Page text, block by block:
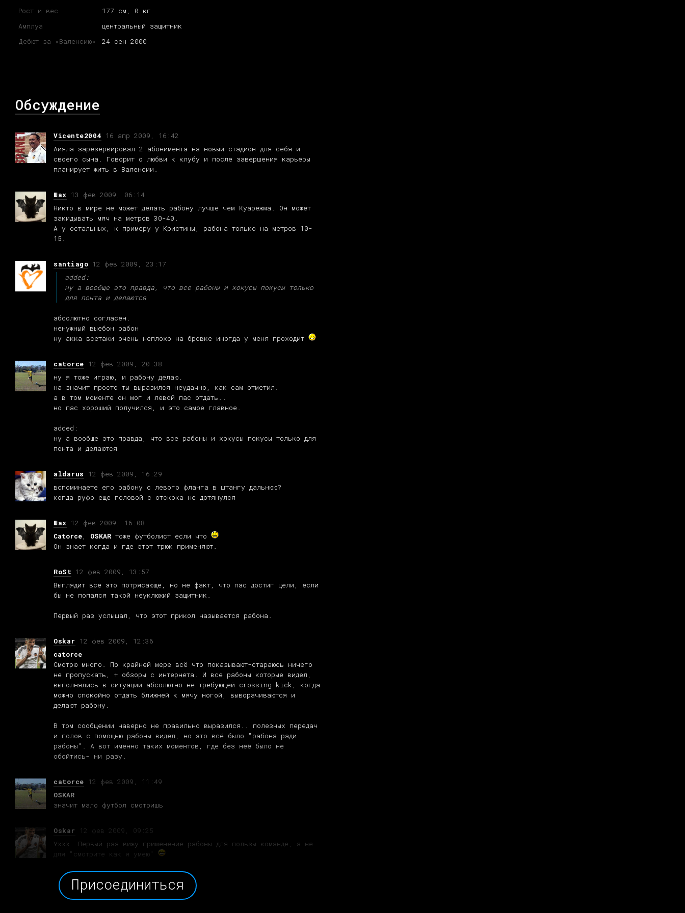
Рост и вес
177 см, 0 кг
Амплуа
центральный защитник
Дебют за «Валенсию»
24 сен 2000
Обсуждение
Vicente2004 16 апр 2009, 16:42
Айяла зарезервировал 2 абонимента на новый стадион для себя и
своего сына. Говорит о любви к клубу и после завершения карьеры
планирует жить в Валенсии.
Шах 13 фев 2009, 06:14
Никто в мире не может делать рабону лучше чем Куарежма. Он может
закидывать мяч на метров 30-40.
А у остальных, к примеру у Кристины, рабона только на метров 10-
15.
santiago 12 фев 2009, 23:17
added:
ну а вообще это правда, что все рабоны и хокусы покусы только
для понта и делаются
абсолютно согласен.
ненужный выебон рабон
ну акка всетаки очень неплохо на бровке иногда у меня проходит
catorce 12 фев 2009, 20:38
ну я тоже играю, и рабону делаю.
на значит просто ты выразился неудачно, как сам отметил.
а в том моменте он мог и левой пас отдать..
но пас хороший получился, и это самое главное.
added:
ну а вообще это правда, что все рабоны и хокусы покусы только для
понта и делаются
aldarus
12 фев 2009, 16:29
вспоминаете его рабону с левого фланга в штангу дальнюю?
когда руфо еще головой с отскока не дотянулся
Шах 12 фев 2009, 16:08
Catorce, OSKAR тоже футболист если что
Он знает когда и где этот трюк применяют.
RoSt 12 фев 2009, 13:57
Выглядит все это потрясающе, но не факт, что пас достиг цели, если
бы не попался такой неуклюжий защитник.
Первый раз услышал, что этот прикол называется рабона.
Oskar 12 фев 2009, 12:36
catorce
Смотрю много. По крайней мере всё что показывают-стараюсь ничего
не пропускать, + обзоры с интернета. И все рабоны которые видел,
выполнялись в ситуации абсолютно не требующей crossing-kick, когда
можно спокойно отдать ближней к мячу ногой, выворачиваются и
делают рабону.
В том сообщении наверно не правильно выразился.. полезных передач
и голов с помощью рабоны видел, но это всё было "рабона ради
рабоны". А вот именно таких моментов, где без неё было не
обойтись- ни разу.
catorce 12 фев 2009, 11:49
OSKAR
значит мало футбол смотришь
Oskar
12 фев 2009, 09:25
Уххх. Первый раз вижу применение рабоны для пользы команде, а не
для "смотрите как я умею"
Присоединиться